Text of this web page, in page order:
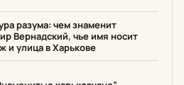
разума: чем знаменит
Вернадский, чье имя носит
и улица в Харькове